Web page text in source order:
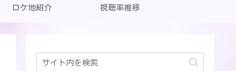
ロケ地紹介 視聴率推移